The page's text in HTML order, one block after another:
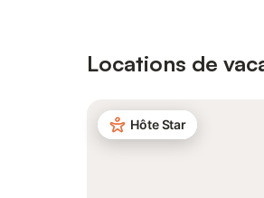
Locations de
Hôte Star